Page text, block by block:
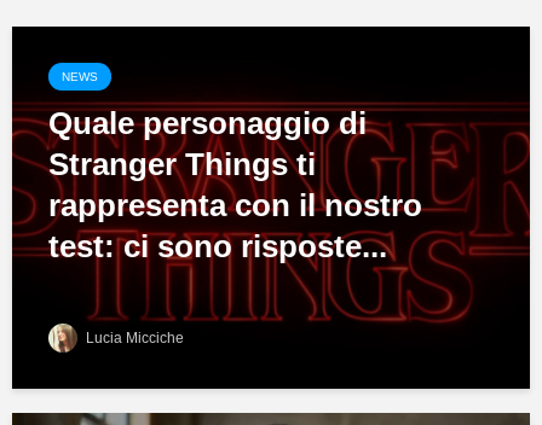
NEWS
Quale personaggio di
Stranger Things ti
rappresenta con il nostro
test: ci sono risposte...
Lucia Micciche